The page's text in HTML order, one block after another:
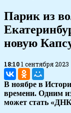
Парик из
новую
18:101 сентября 2023
В ноябре в
времени. Одним
может стать